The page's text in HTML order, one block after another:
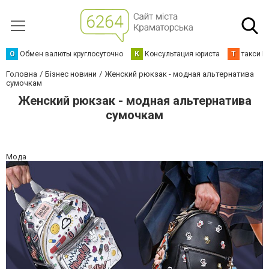
О Обмен валюты круглосуточно К Консультация юриста Т такси
Головна Бізнес новини
Женский рюкзак - модная альтернатива
сумочкам
Женский рюкзак - модная альтернатива
сумочкам
Мода